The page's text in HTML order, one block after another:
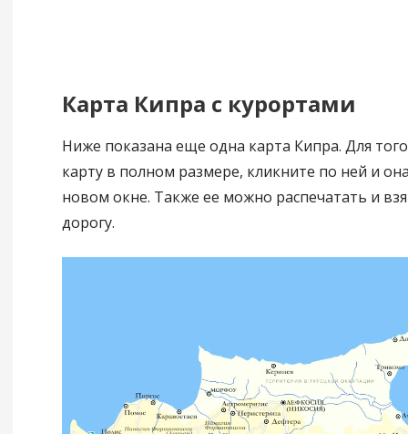
Карта Кипра с курортами
Ниже показана еще одна карта Кипра. Для
карту в полном размере, кликните по ней и
новом окне. Также ее можно распечатать и
дорогу.